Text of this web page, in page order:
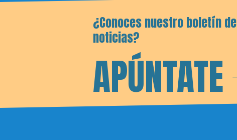
¿Conoces nuestro boletín de
noticias?
APÚNTATE